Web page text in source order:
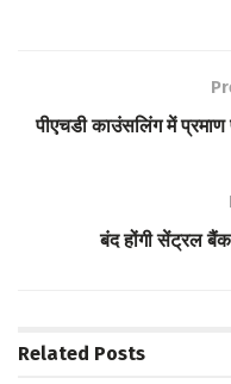
o
A
e
पीएचडी काउंसलिंग में
बंद होंगी सेंट्रल
Related Posts